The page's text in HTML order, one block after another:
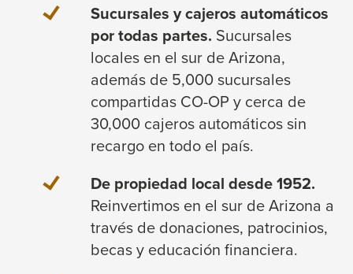
Sucursales y cajeros automáticos
por todas partes. Sucursales
locales en el sur de Arizona,
además de 5,000 sucursales
compartidas CO-OP y cerca de
30,000 cajeros automáticos sin
recargo en todo el país.
De propiedad local desde 1952.
Reinvertimos en el sur de Arizona a
través de donaciones, patrocinios,
becas y educación financiera.